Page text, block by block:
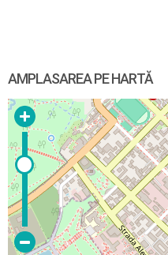
AMPLASAREA PE HARTĂ